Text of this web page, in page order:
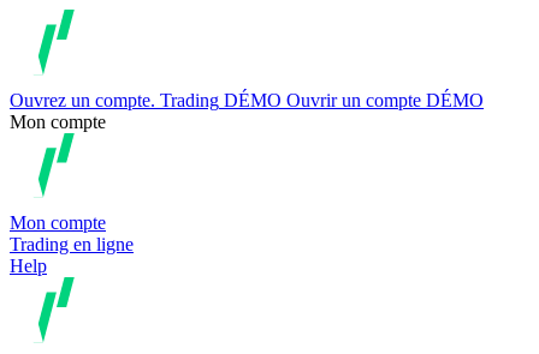
Ouvrez un compte. Trading DÉMO Ouvrir un compte DÉMO
Mon compte
Mon compte
Trading en ligne
Help